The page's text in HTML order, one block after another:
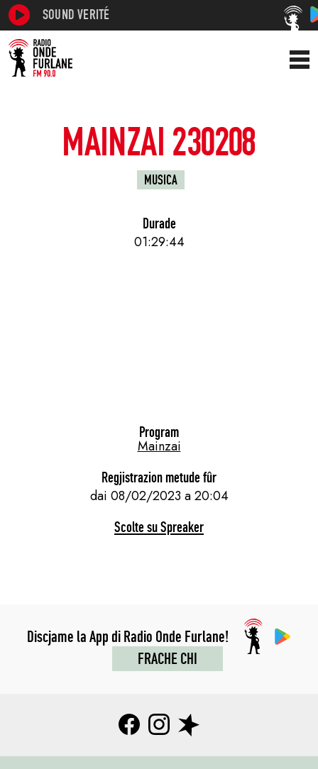
SOUND VERITÉ
MAINZAI 230208
MUSICA
Durade
01:29:44
Program
Mainzai
Regjistrazion metude fûr
dai 08/02/2023 a 20:04
Scolte su Spreaker
Discjame la App di Radio Onde Furlane!
FRACHE CHI